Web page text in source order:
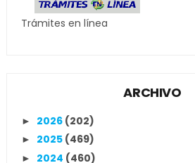
Trámites en línea
ARCHIVO
► 2026 (202)
► 2025 (469)
► 2024 (460)